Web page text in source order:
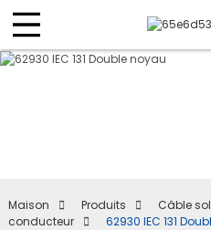
Maison Produits Câble
conducteur
62930 IEC 131